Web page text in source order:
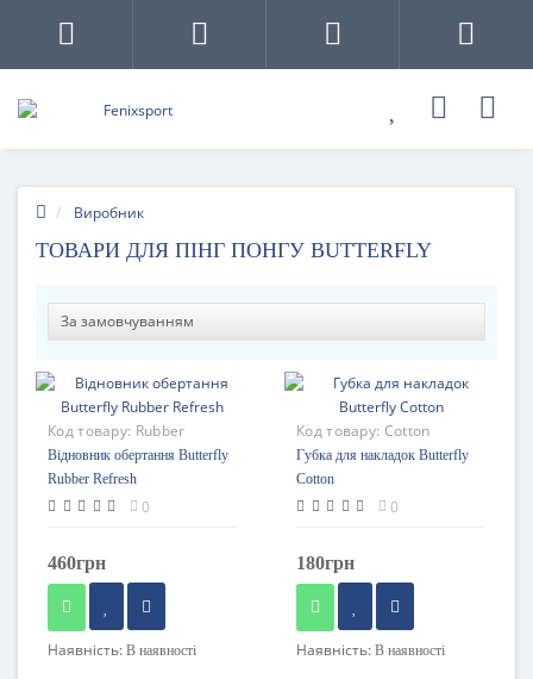
Виробник
ТОВАРИ ДЛЯ ПІНГ ПОНГУ BUTTERFLY
Код товару: Rubber
Refresh
Відновник обертання Butterfly
Rubber Refresh
0
460грн
Наявність: В наявності
Код товару: Cotton
Губка для накладок Butterfly
Cotton
0
180грн
Наявність: В наявності